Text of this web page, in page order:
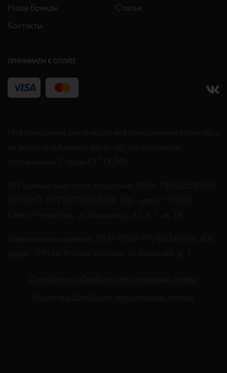
Наши бренды
Контакты
Статьи
ПРИНИМАЕМ К ОПЛАТЕ